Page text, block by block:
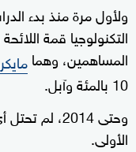
ولأول مرة منذ بدء
التكنولوجيا قمة
المساهمين، وهما
10 بالمئة وآبل.
وحتى 2014،
الأولى.